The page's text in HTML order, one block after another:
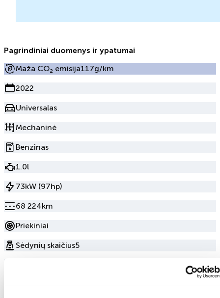
Pagrindiniai duomenys ir ypatumai
Maža CO₂ emisija117g/km
2022
Universalas
Mechaninė
Benzinas
1.0l
73kW (97hp)
68 224km
Priekiniai
Sėdynių skaičius5
Mėlyna